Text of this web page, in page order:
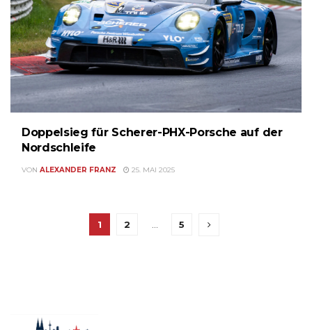
Doppelsieg für Scherer-PHX-Porsche auf der
Nordschleife
VON ALEXANDER FRANZ 25. MAI 2025
1 2 5